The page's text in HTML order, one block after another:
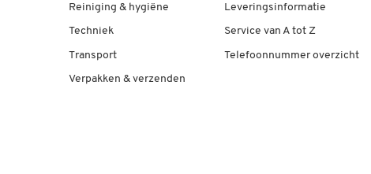
Reiniging & hygiëne
Techniek
Transport
Verpakken & verzenden
Leveringsinformatie
Service van A tot Z
Telefoonnummer overzicht